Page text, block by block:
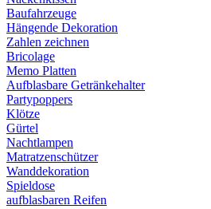
Baufahrzeuge
Hängende Dekoration
Zahlen zeichnen
Bricolage
Memo Platten
Aufblasbare Getränkehalter
Partypoppers
Klötze
Gürtel
Nachtlampen
Matratzenschützer
Wanddekoration
Spieldose
aufblasbaren Reifen